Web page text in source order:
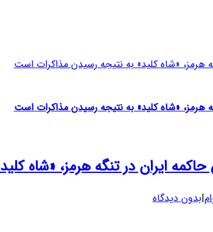
هرمز، «شاه کلید» به نتیجه رسیدن مذاکرات است
هرمز، «شاه کلید» به نتیجه رسیدن مذاکرات است
ایران در تنگه هرمز، «شاه
|بدون دیدگاه